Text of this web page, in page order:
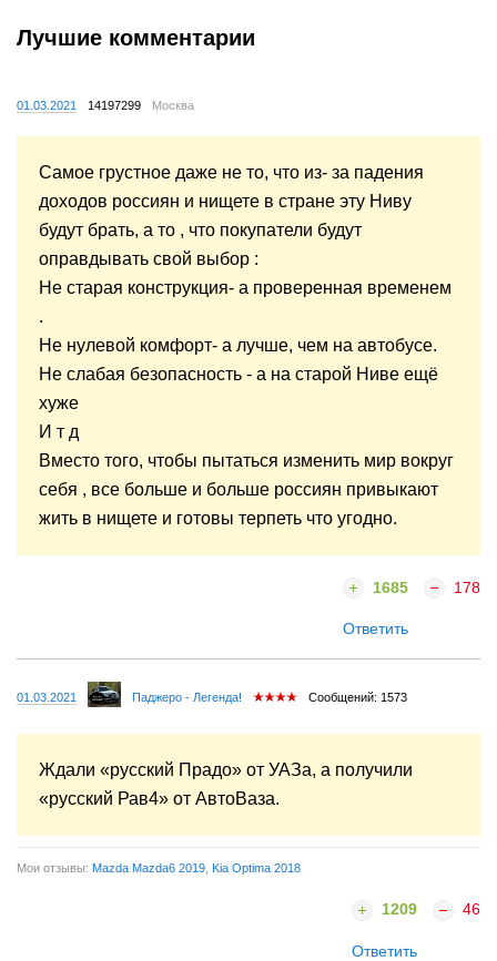
Лучшие комментарии
01.03.2021 14197299 Москва
Самое грустное даже не то, что из- за падения
доходов россиян и нищете в стране эту Ниву
будут брать, а то , что покупатели будут
оправдывать свой выбор :
Не старая конструкция- а проверенная временем
.
Не нулевой комфорт- а лучше, чем на автобусе.
Не слабая безопасность - а на старой Ниве ещё
хуже
И т д
Вместо того, чтобы пытаться изменить мир вокруг
себя , все больше и больше россиян привыкают
жить в нищете и готовы терпеть что угодно.
1685 178
Ответить
01.03.2021 Паджеро - Легенда! Сообщений: 1573
Ждали «русский Прадо» от УАЗа, а получили
«русский Рав4» от АвтоВаза.
Мои отзывы: Mazda Mazda6 2019 Kia Optima 2018
1209 46
Ответить